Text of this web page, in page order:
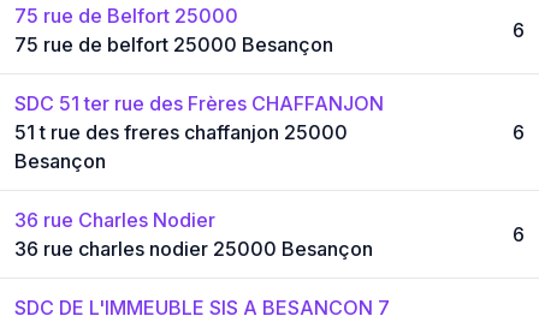
75 rue de Belfort 25000
75 rue de belfort 25000 Besançon
6
SDC 51 ter rue des Frères CHAFFANJON
51 t rue des freres chaffanjon 25000
Besançon
6
36 rue Charles Nodier
36 rue charles nodier 25000 Besançon
6
SDC DE L'IMMEUBLE SIS A BESANCON 7